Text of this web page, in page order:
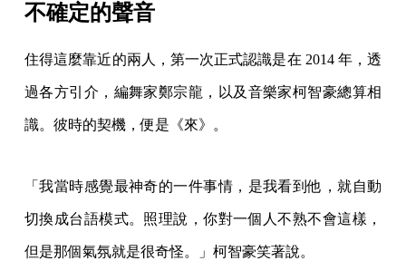
不確定的聲音
住得這麼靠近的兩人，第一次正式認識是在 2014 年，透
過各方引介，編舞家鄭宗龍，以及音樂家柯智豪總算相
識。彼時的契機，便是《來》。
「我當時感覺最神奇的一件事情，是我看到他，就自動
切換成台語模式。照理說，你對一個人不熟不會這樣，
但是那個氣氛就是很奇怪。」柯智豪笑著說。